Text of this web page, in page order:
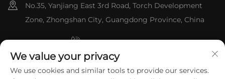
No.35, Yanjiang East 3rd Road, Torch Development
Zone, Zhongshan City, Guangdong Province, China
+86-076023631800
+86-13631181961
We value your privacy
We use cookies and similar tools to provide our services.